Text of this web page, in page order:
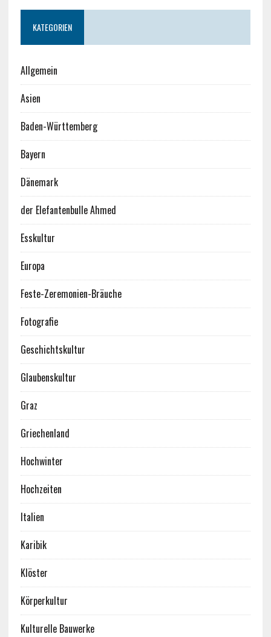
KATEGORIEN
Allgemein
Asien
Baden-Württemberg
Bayern
Dänemark
der Elefantenbulle Ahmed
Esskultur
Europa
Feste-Zeremonien-Bräuche
Fotografie
Geschichtskultur
Glaubenskultur
Graz
Griechenland
Hochwinter
Hochzeiten
Italien
Karibik
Klöster
Körperkultur
Kulturelle Bauwerke